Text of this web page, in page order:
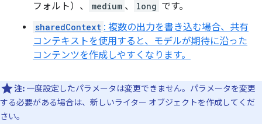
フォルト）、
medium 、 long です。
sharedContext : 複数の出力を書き込む場合、共有
コンテキストを使用すると、モデルが期待に沿った
コンテンツを作成しやすくなります。
注: 一度設定したパラメータは変更できません。パラメータを変更
する必要がある場合は、新しいライター オブジェクトを作成してくだ
さい。